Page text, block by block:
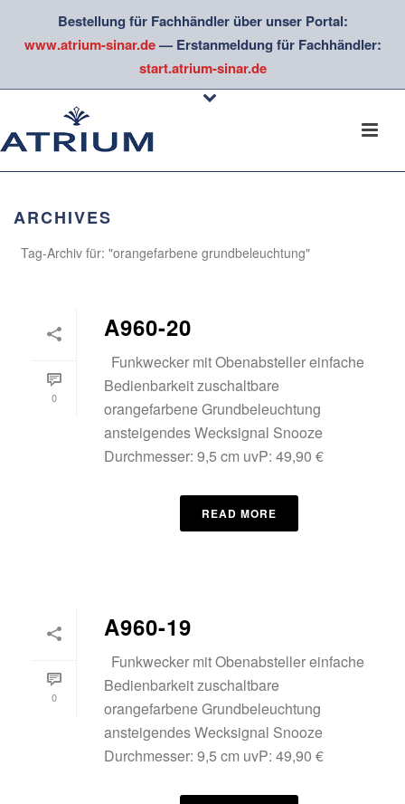
Bestellung für Fachhändler über unser Portal:
www.atrium-sinar.de— Erstanmeldung für Fachhändler:
start.atrium-sinar.de
ARCHIVES
Tag-Archiv für: "orangefarbene grundbeleuchtung"
0
A960-20
Funkwecker mit Obenabsteller einfache
Bedienbarkeit zuschaltbare
orangefarbene Grundbeleuchtung
ansteigendes Wecksignal Snooze
Durchmesser: 9,5 cm uvP: 49,90 €
READ MORE
0
A960-19
Funkwecker mit Obenabsteller einfache
Bedienbarkeit zuschaltbare
orangefarbene Grundbeleuchtung
ansteigendes Wecksignal Snooze
Durchmesser: 9,5 cm uvP: 49,90 €